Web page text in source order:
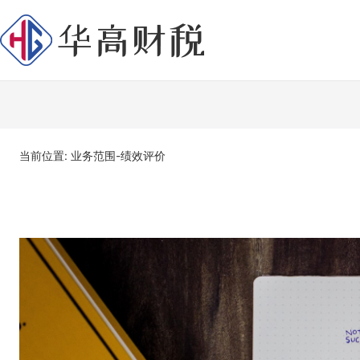
当前位置: 业务范围-绩效评价